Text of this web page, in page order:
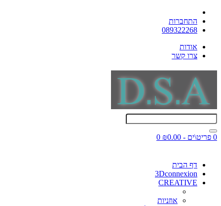
התחברות
089322268
אודות
צרו קשר
0 פריט\ים - ₪0.00 0
דף הבית
3Dconnexion
CREATIVE
אוזניות